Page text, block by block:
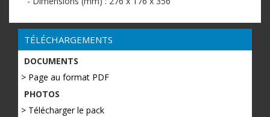
TÉLÉCHARGEMENTS
DOCUMENTS
> Page au format PDF
PHOTOS
> Télécharger le pack